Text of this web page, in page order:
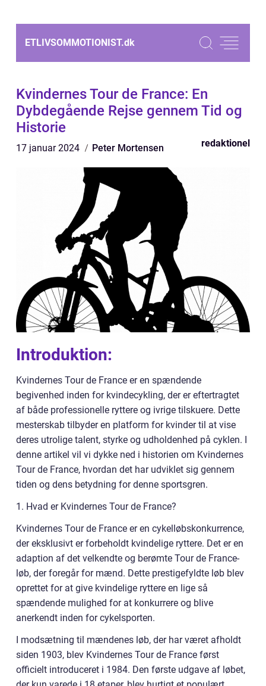
ETLIVSOMMOTIONIST.dk
Kvindernes Tour de France: En
Dybdegående Rejse gennem Tid og
Historie
17 januar 2024 Peter Mortensen redaktionel
Introduktion:
Kvindernes Tour de France er en spændende
begivenhed inden for kvindecykling, der er eftertragtet
af både professionelle ryttere og ivrige tilskuere. Dette
mesterskab tilbyder en platform for kvinder til at vise
deres utrolige talent, styrke og udholdenhed på cyklen. I
denne artikel vil vi dykke ned i historien om Kvindernes
Tour de France, hvordan det har udviklet sig gennem
tiden og dens betydning for denne sportsgren.
1. Hvad er Kvindernes Tour de France?
Kvindernes Tour de France er en cykelløbskonkurrence,
der eksklusivt er forbeholdt kvindelige ryttere. Det er en
adaption af det velkendte og berømte Tour de France-
løb, der foregår for mænd. Dette prestigefyldte løb blev
oprettet for at give kvindelige ryttere en lige så
spændende mulighed for at konkurrere og blive
anerkendt inden for cykelsporten.
I modsætning til mændenes løb, der har været afholdt
siden 1903, blev Kvindernes Tour de France først
officielt introduceret i 1984. Den første udgave af løbet,